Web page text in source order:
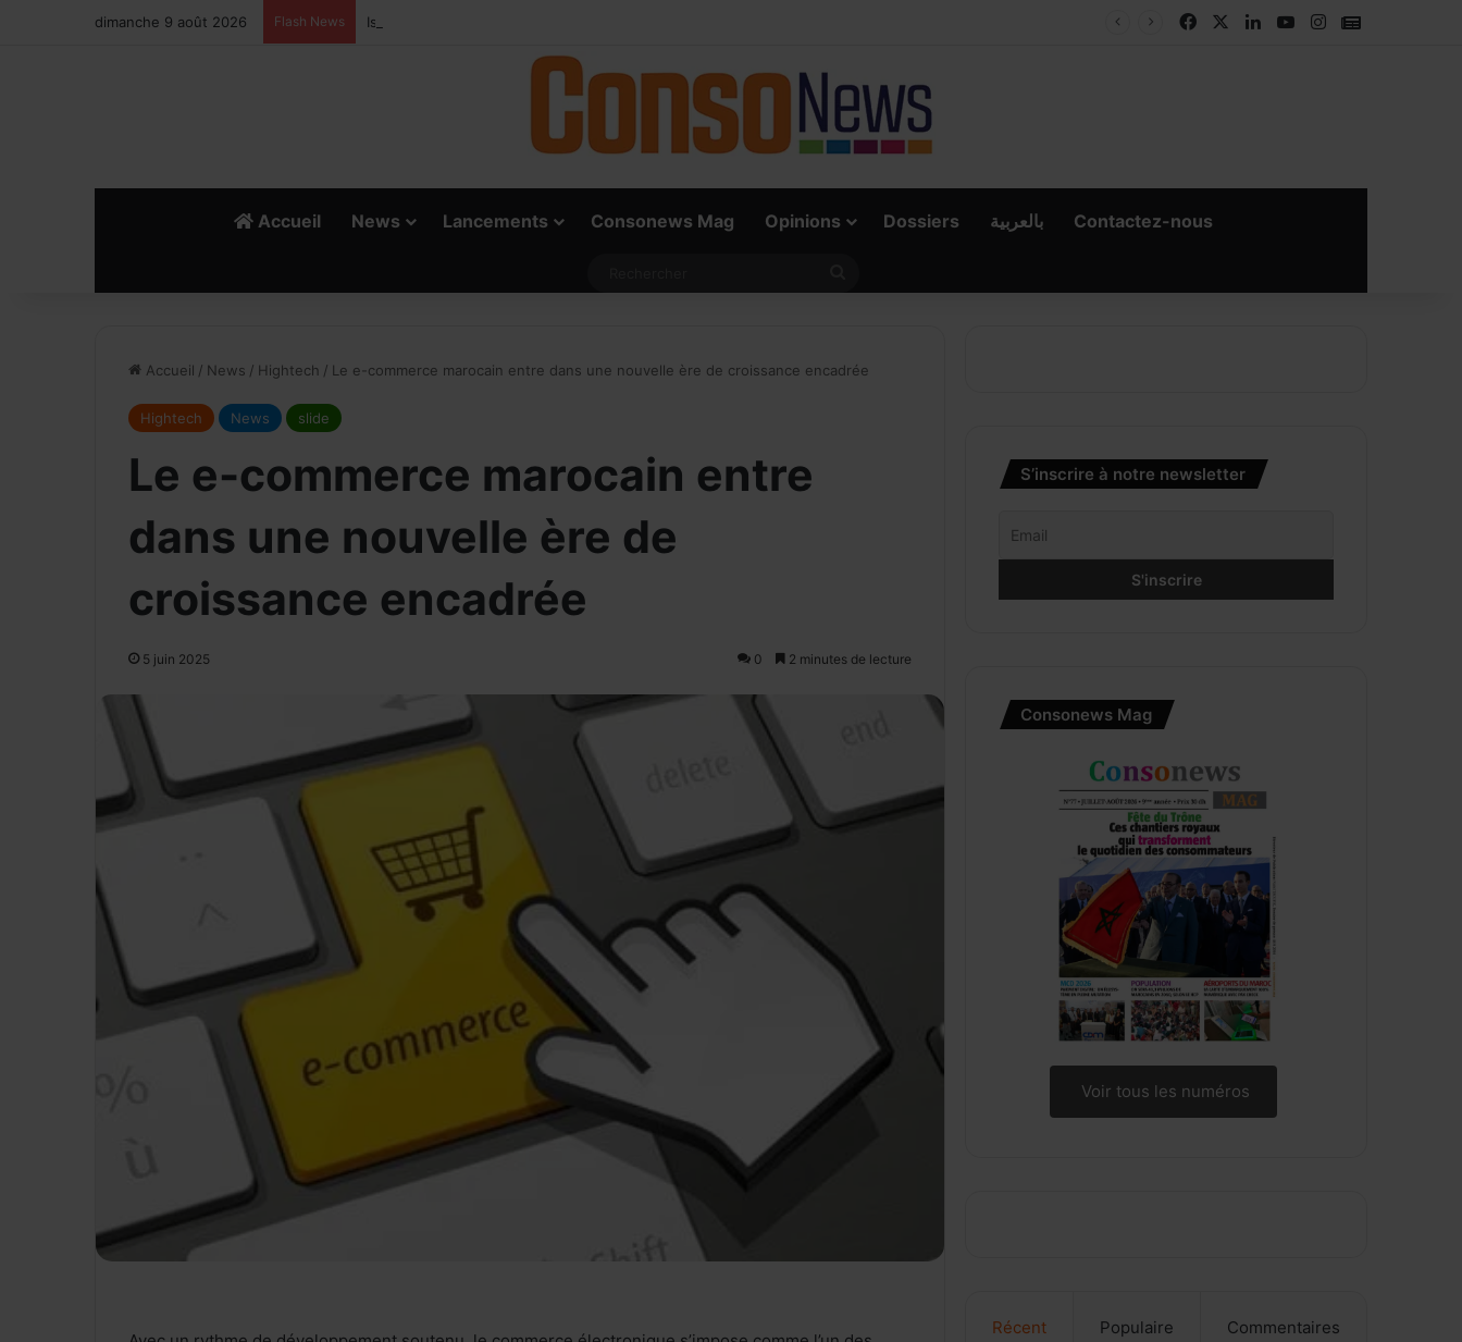
dimanche 9 août 2026 Flash News Ismail Bellali : Le vrai défi du paiement digital, c’est l’acceptation chez les commerçants FacebookLinkedinYouTubeInstagram
Accueil News Lancements Consonews Mag Opinions Dossiers بالعربية Contactez-nous
Accueil / News / Hightech / Le e-commerce marocain entre dans une nouvelle ère de croissance encadrée
Hightech News slide
Le e-commerce marocain entre
dans une nouvelle ère de
croissance encadrée
5 juin 2025 0 2 minutes de lecture
S’inscrire à notre newsletter
Consonews Mag
Voir tous les numéros
Récent Populaire Commentaires
×
Recevoir notre Newsletter